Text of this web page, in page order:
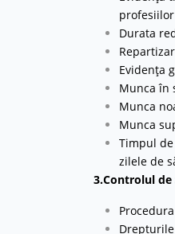
Durata
Evidența
Munca în
Munca
Munca
Timpul
zilele de
3.Controlul